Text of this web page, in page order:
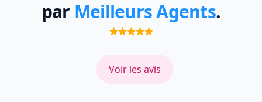
par Meilleurs Agents.
Voir les avis